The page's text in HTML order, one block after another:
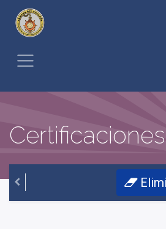
Certificaciones